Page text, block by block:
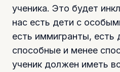
ученика. Это будет
нас есть дети с
есть иммигранты, есть
способные и менее
ученик должен иметь